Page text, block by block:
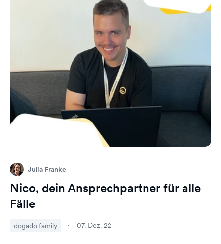
Julia Franke
Nico, dein Ansprechpartner für alle
Fälle
dogado family 07. Dez. 22